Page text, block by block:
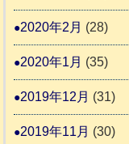
2020年2月 (28)
2020年1月 (35)
2019年12月 (31)
2019年11月 (30)